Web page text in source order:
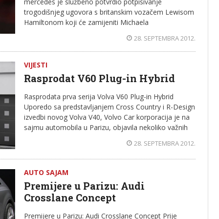
trogodišnjeg ugovora s britanskim vozačem Lewisom
Hamiltonom koji će zamijeniti Michaela
28. SEPTEMBRA 2012.
VIJESTI
Rasprodat V60 Plug-in Hybrid
Rasprodata prva serija Volva V60 Plug-in Hybrid
Uporedo sa predstavljanjem Cross Country i R-Design
izvedbi novog Volva V40, Volvo Car korporacija je na
sajmu automobila u Parizu, objavila nekoliko važnih
28. SEPTEMBRA 2012.
AUTO SAJAM
Premijere u Parizu: Audi
Crosslane Concept
Premijere u Parizu: Audi Crosslane Concept Prije